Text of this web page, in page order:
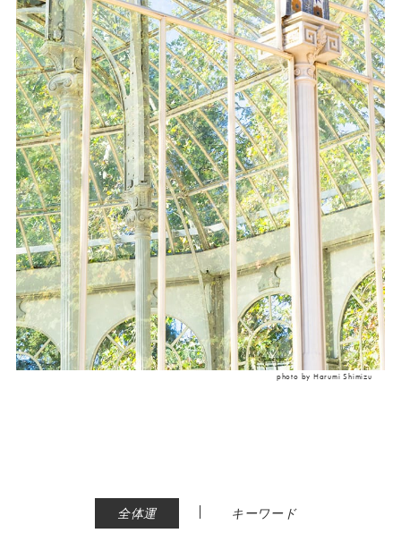
photo by Harumi Shimizu
全体運 | キーワード